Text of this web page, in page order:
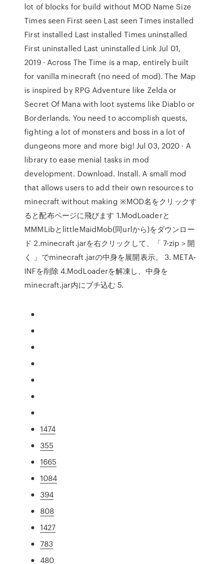
lot of blocks for build without MOD Name Size
Times seen First seen Last seen Times installed
First installed Last installed Times uninstalled
First uninstalled Last uninstalled Link Jul 01,
2019 · Across The Time is a map, entirely built
for vanilla minecraft (no need of mod). The Map
is inspired by RPG Adventure like Zelda or
Secret Of Mana with loot systems like Diablo or
Borderlands. You need to accomplish quests,
fighting a lot of monsters and boss in a lot of
dungeons more and more big! Jul 03, 2020 · A
library to ease menial tasks in mod
development. Download. Install. A small mod
that allows users to add their own resources to
minecraft without making ※MOD名をクリックす
ると配布ページに飛びます 1.ModLoaderと
MMMLibとlittleMaidMob(同urlから)をダウンロー
ド 2.minecraft.jarを右クリックして、「 7-zip＞開
く 」でminecraft.jarの中身を展開表示。 3. META-
INFを削除 4.ModLoaderを解凍し、中身を
minecraft.jar内にブチ込む 5.
1474
355
1665
1084
394
808
1427
783
480